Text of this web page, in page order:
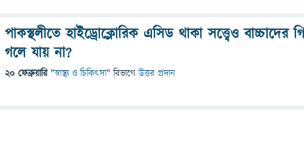
পাকস্থলীতে হাইড্রোক্লোরিক এসিড থাকা সত্ত্বেও
গলে যায় না?
20 ফেব্রুয়ারি "স্বাস্থ্য ও চিকিৎসা" বিভাগে উত্তর প্রদান